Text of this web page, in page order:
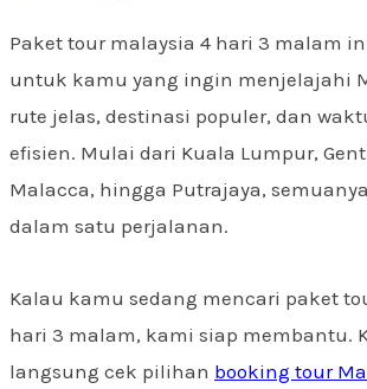
Paket tour malaysia 4 hari 3 malam
untuk kamu yang ingin menjelajahi
rute jelas, destinasi populer, dan
efisien. Mulai dari Kuala Lumpur,
Malacca, hingga Putrajaya,
dalam satu perjalanan.
Kalau kamu sedang mencari paket
hari 3 malam, kami siap membantu.
langsung cek pilihan booking tour